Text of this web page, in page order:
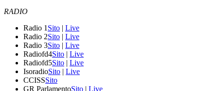
RADIO
Radio 1 Sito | Live
Radio 2Sito | Live
Radio 3Sito | Live
Radiofd4Sito | Live
Radiofd5Sito | Live
IsoradioSito | Live
CCISSSito
GR ParlamentoSito | Live